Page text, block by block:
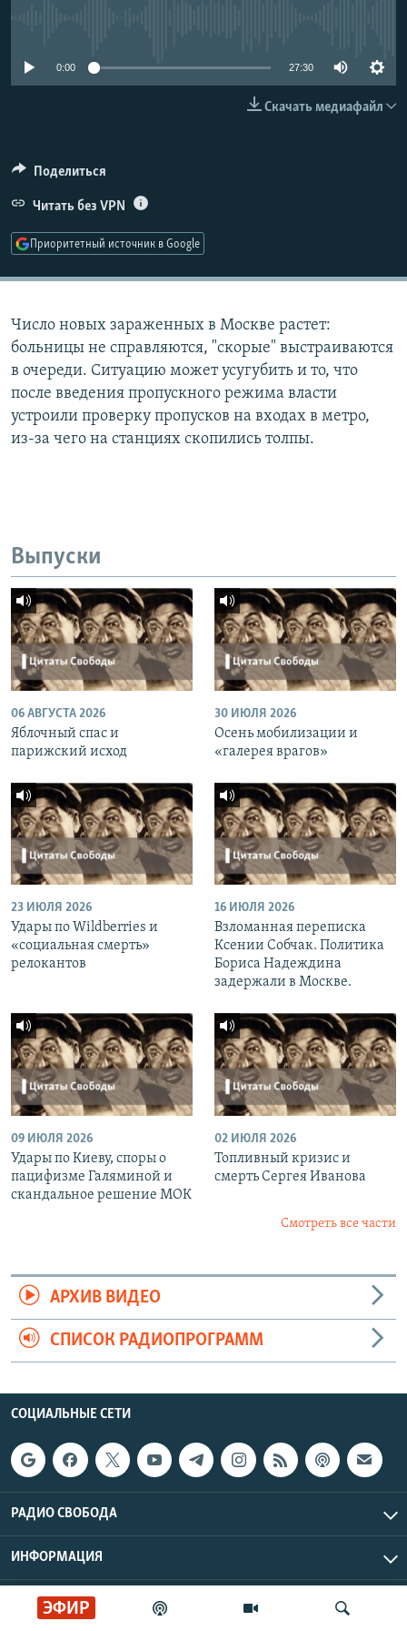
ЭФИР
0:00 27:30
Скачать медиафайл
Поделиться
Читать без VPN
Приоритетный источник в Google
Число новых зараженных в Москве растет:
больницы не справляются, "скорые" выстраиваются
в очереди. Ситуацию может усугубить и то, что
после введения пропускного режима власти
устроили проверку пропусков на входах в метро,
из-за чего на станциях скопились толпы.
Выпуски
06 АВГУСТА 2026
Яблочный спас и
парижский исход
30 ИЮЛЯ 2026
Осень мобилизации и
«галерея врагов»
23 ИЮЛЯ 2026
Удары по Wildberries и
«социальная смерть»
релокантов
16 ИЮЛЯ 2026
Взломанная переписка
Ксении Собчак. Политика
Бориса Надеждина
задержали в Москве.
09 ИЮЛЯ 2026
Удары по Киеву, споры о
пацифизме Галяминой и
скандальное решение МОК
02 ИЮЛЯ 2026
Топливный кризис и
смерть Сергея Иванова
Смотреть все части
АРХИВ ВИДЕО
СПИСОК РАДИОПРОГРАММ
СОЦИАЛЬНЫЕ СЕТИ
РАДИО СВОБОДА
ИНФОРМАЦИЯ
Радио Свобода © 2026 RFE/RL, Inc. | Все права защищены.